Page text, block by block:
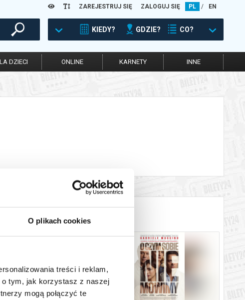
O plikach cookies
treści i reklam,
o tym, jak korzystasz z naszej
mogą połączyć te
ZAREJESTRUJ SIĘ ZALOGUJ SIĘ PL / EN
KIEDY? GDZIE? CO?
DZIECI ONLINE KARNETY INNE